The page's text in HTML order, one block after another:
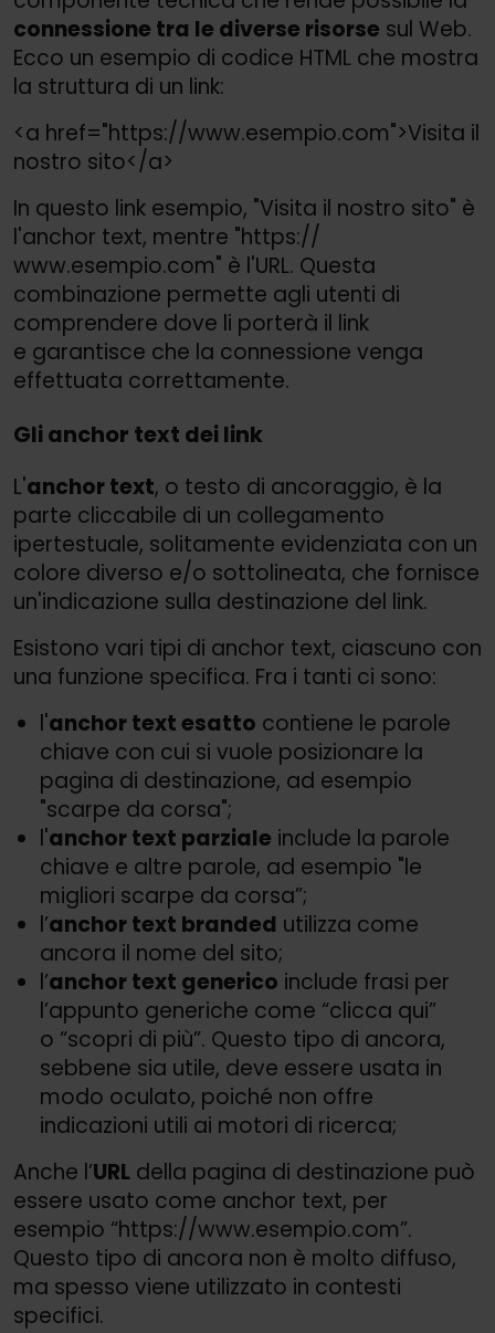
connessione tra le diverse risorse sul Web.
Ecco un esempio di codice HTML che mostra
la struttura di un link:
<a href="https://www.esempio.com">Visita il
nostro sito</a>
In questo link esempio, "Visita il nostro sito" è
l'anchor text, mentre "https://
www.esempio.com" è l'URL. Questa
combinazione permette agli utenti di
comprendere dove li porterà il link
e garantisce che la connessione venga
effettuata correttamente.
Gli anchor text dei link
L'anchor text, o testo di ancoraggio, è la
parte cliccabile di un collegamento
ipertestuale, solitamente evidenziata con un
colore diverso e/o sottolineata, che fornisce
un'indicazione sulla destinazione del link.
Esistono vari tipi di anchor text, ciascuno con
una funzione specifica. Fra i tanti ci sono:
l'anchor text esatto contiene le parole
chiave con cui si vuole posizionare la
pagina di destinazione, ad esempio
"scarpe da corsa";
l'anchor text parziale include la parole
chiave e altre parole, ad esempio "le
migliori scarpe da corsa”;
l’anchor text branded utilizza come
ancora il nome del sito;
l’anchor text generico include frasi per
l’appunto generiche come “clicca qui”
o “scopri di più”. Questo tipo di ancora,
sebbene sia utile, deve essere usata in
modo oculato, poiché non offre
indicazioni utili ai motori di ricerca;
Anche l’URL della pagina di destinazione può
essere usato come anchor text, per
esempio “https://www.esempio.com”.
Questo tipo di ancora non è molto diffuso,
ma spesso viene utilizzato in contesti
specifici.